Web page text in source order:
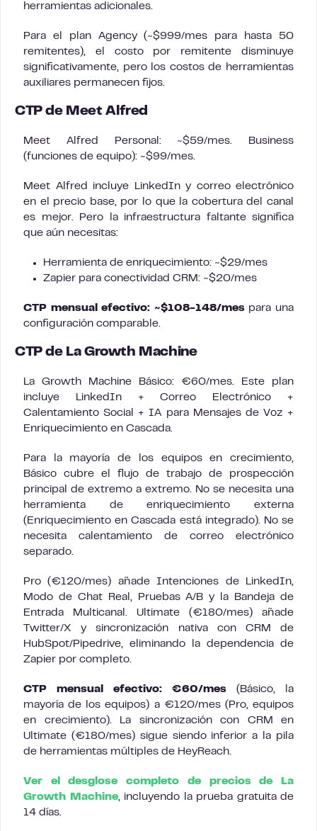
herramientas adicionales.
Para el plan Agency (~$999/mes para hasta 50
remitentes), el costo por remitente disminuye
significativamente, pero los costos de herramientas
auxiliares permanecen fijos.
CTP de Meet Alfred
Meet Alfred Personal: ~$59/mes. Business
(funciones de equipo): ~$99/mes.
Meet Alfred incluye LinkedIn y correo electrónico
en el precio base, por lo que la cobertura del canal
es mejor. Pero la infraestructura faltante significa
que aún necesitas:
Herramienta de enriquecimiento: ~$29/mes
Zapier para conectividad CRM: ~$20/mes
CTP mensual efectivo: ~$108-148/mespara una
configuración comparable.
CTP de La Growth Machine
La Growth Machine Básico: €60/mes. Este plan
incluye LinkedIn + Correo Electrónico +
Calentamiento Social + IA para Mensajes de Voz +
Enriquecimiento en Cascada.
Para la mayoría de los equipos en crecimiento,
Básico cubre el flujo de trabajo de prospección
principal de extremo a extremo. No se necesita una
herramienta de enriquecimiento externa
(Enriquecimiento en Cascada está integrado). No se
necesita calentamiento de correo electrónico
separado.
Pro (€120/mes) añade Intenciones de LinkedIn,
Modo de Chat Real, Pruebas A/B y la Bandeja de
Entrada Multicanal. Ultimate (€180/mes) añade
Twitter/X y sincronización nativa con CRM de
HubSpot/Pipedrive, eliminando la dependencia de
Zapier por completo.
CTP mensual efectivo: €60/mes (Básico, la
mayoría de los equipos) a €120/mes (Pro, equipos
en crecimiento). La sincronización con CRM en
Ultimate (€180/mes) sigue siendo inferior a la pila
de herramientas múltiples de HeyReach.
Ver el desglose completo de precios de La
Growth Machine, incluyendo la prueba gratuita de
14 días.